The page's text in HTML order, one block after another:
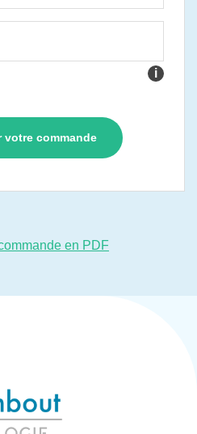
i
en PDF